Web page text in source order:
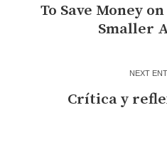
To Save Money
Smaller
NEXT
Crítica y